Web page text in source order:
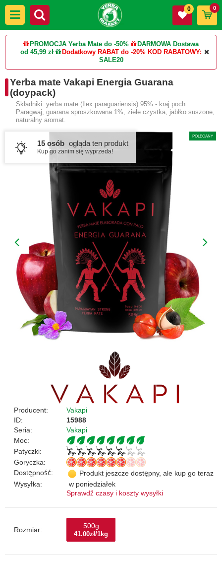
PROMOCJA Yerba Mate do -50%
DARMOWA Dostawa
od 45,99 zł
Dodatkowy RABAT do -20% KOD RABATOWY:
SALE20
0 0
Yerba mate Vakapi Energia Guarana
(doypack)
Składniki: yerba mate (Ilex paraguariensis) 95% - kraj poch.
Paragwaj, guarana sproszkowana 1%, ziele czystka, jabłko suszone,
naturalny aromat.
POLECANY
15 osób ogląda ten produkt
Kup go zanim się wyprzeda!
Producent:
Vakapi
ID:
15988
Seria:
Vakapi
Moc:
Patyczki:
Goryczka:
Dostępność:
Produkt jeszcze dostępny, ale kup go teraz
Wysyłka:
w poniedziałek
Sprawdź czasy i koszty wysyłki
Rozmiar: 500g
41.00zł/1kg